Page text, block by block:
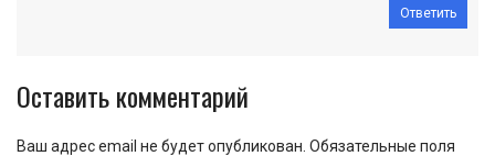
Ответить
Оставить комментарий
Ваш адрес email не будет опубликован. Обязательные поля